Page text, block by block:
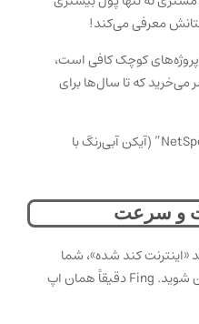
معرفی می‌کند!
پروژه‌های کوچک کافی است،
می‌خرید که تا سال‌ها برای
اندروید و iOS → جستجو کنید “NetSpot” (آیکن آبی‌رنگ با
کند شده»، شما
فقط ۳ دقیقه وقت دارید تا قهرمان شوید. Fing دقیقاً همان اپ